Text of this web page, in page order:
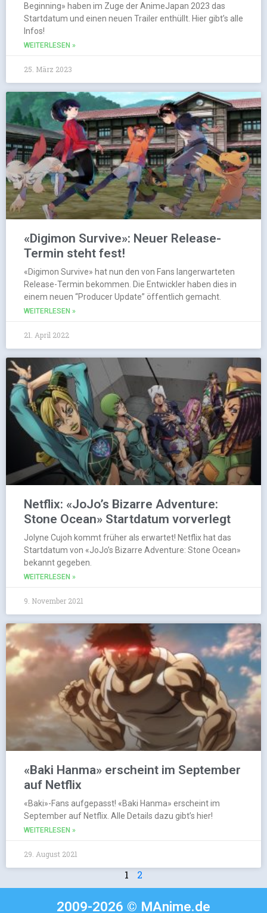
Beginning» haben im Zuge der AnimeJapan 2023 das
Startdatum und einen neuen Trailer enthüllt. Hier gibt’s alle
Infos!
WEITERLESEN »
25. März 2023
«Digimon Survive»: Neuer Release-
Termin steht fest!
«Digimon Survive» hat nun den von Fans langerwarteten
Release-Termin bekommen. Die Entwickler haben dies in
einem neuen “Producer Update” öffentlich gemacht.
WEITERLESEN »
21. April 2022
Netflix: «JoJo’s Bizarre Adventure:
Stone Ocean» Startdatum vorverlegt
Jolyne Cujoh kommt früher als erwartet! Netflix hat das
Startdatum von «JoJo’s Bizarre Adventure: Stone Ocean»
bekannt gegeben.
WEITERLESEN »
9. November 2021
«Baki Hanma» erscheint im September
auf Netflix
«Baki»-Fans aufgepasst! «Baki Hanma» erscheint im
September auf Netflix. Alle Details dazu gibt’s hier!
WEITERLESEN »
29. August 2021
1 2
2009-2026 © MAnime.de